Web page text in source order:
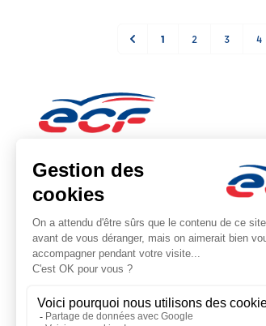
1 2 3 4
Note : 4.5/5
Moyenne calculée sur 55 avis